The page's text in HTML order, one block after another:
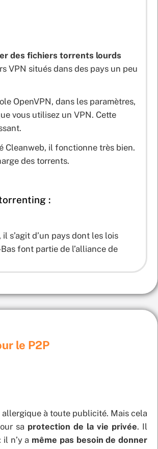
des fichiers torrents lourds
VPN situés dans des pays un peu
OpenVPN, dans les paramètres,
vous utilisez un VPN. Cette
Cleanweb, il fonctionne très bien.
des torrents.
:
il s’agit d’un pays dont les lois
font partie de l’alliance de
le P2P
allergique à toute publicité. Mais cela
sa protection de la vie privée. Il
n’y a même pas besoin de donner